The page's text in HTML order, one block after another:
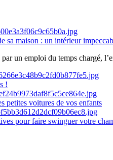
sa maison : un intérieur
un emploi du temps chargé,
!
petites voitures de vos enfants
pour faire swinguer votre